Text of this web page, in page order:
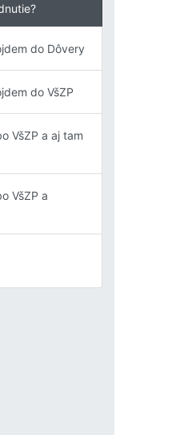
do Dôvery
do VšZP
VšZP a aj tam
VšZP a